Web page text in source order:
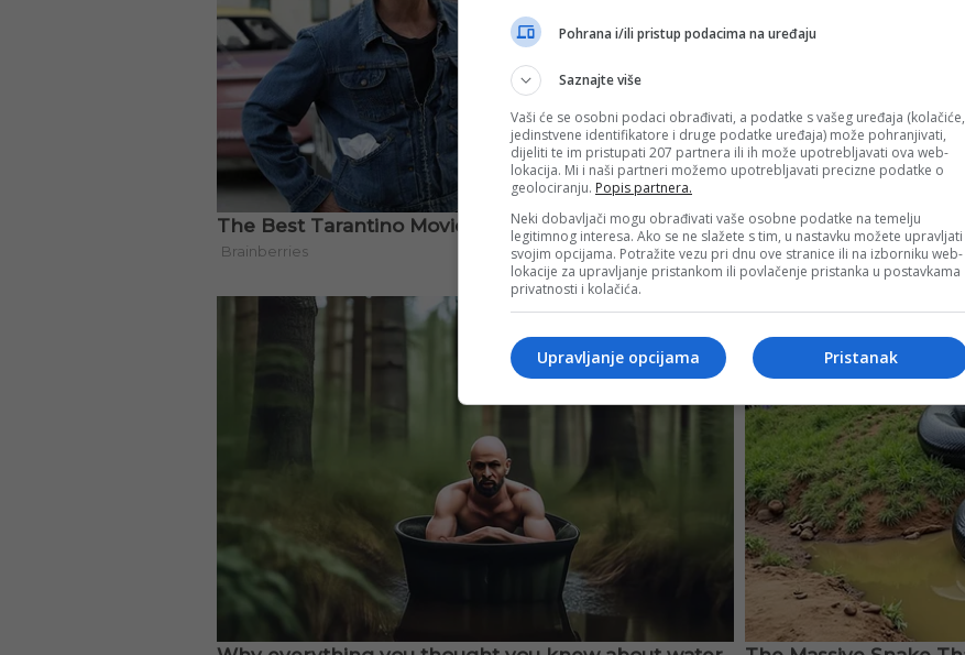
Pohrana i/ili pristup podacima na uređaju
Saznajte više
Vaši će se osobni podaci obrađivati, a podatke s vašeg uređaja (kolačiće,
jedinstvene identifikatore i druge podatke uređaja) može pohranjivati,
dijeliti te im pristupati 207 partnera ili ih može upotrebljavati ova web-
lokacija. Mi i naši partneri možemo upotrebljavati precizne podatke o
geolociranju. Popis partnera.
Neki dobavljači mogu obrađivati vaše osobne podatke na temelju
legitimnog interesa. Ako se ne slažete s tim, u nastavku možete upravljati
svojim opcijama. Potražite vezu pri dnu ove stranice ili na izborniku web-
lokacije za upravljanje pristankom ili povlačenje pristanka u postavkama
privatnosti i kolačića.
Pristanak
Upravljanje opcijama